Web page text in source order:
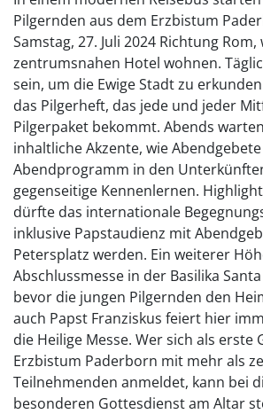
Pilgernden aus dem Erzbistum
Samstag, 27. Juli 2024 Richtung
zentrumsnahen Hotel wohnen.
sein, um die Ewige Stadt zu
das Pilgerheft, das jede und jeder
Pilgerpaket bekommt. Abends
inhaltliche Akzente, wie
Abendprogramm in den
gegenseitige Kennenlernen.
dürfte das internationale
inklusive Papstaudienz mit
Petersplatz werden. Ein weiterer
Abschlussmesse in der Basilika
bevor die jungen Pilgernden den
auch Papst Franziskus feiert hier
die Heilige Messe. Wer sich als erste
Erzbistum Paderborn mit mehr als
Teilnehmenden anmeldet, kann bei
besonderen Gottesdienst am Altar